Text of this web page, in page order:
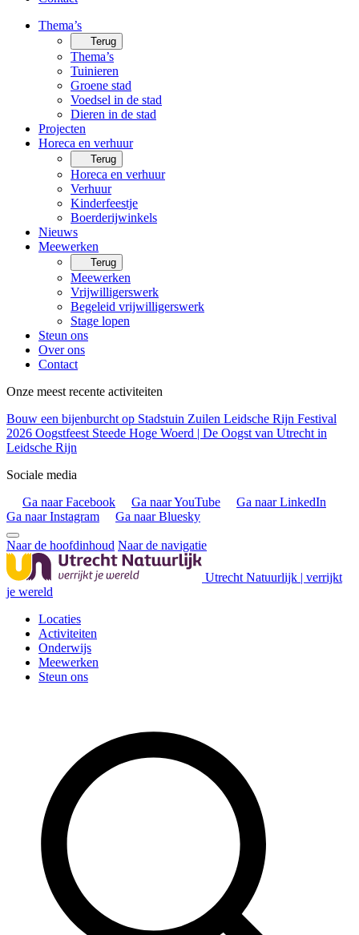
Thema’s
Terug
Thema’s
Tuinieren
Groene stad
Voedsel in de stad
Dieren in de stad
Projecten
Horeca en verhuur
Terug
Horeca en verhuur
Verhuur
Kinderfeestje
Boerderijwinkels
Nieuws
Meewerken
Terug
Meewerken
Vrijwilligerswerk
Begeleid vrijwilligerswerk
Stage lopen
Steun ons
Over ons
Contact
Onze meest recente activiteiten
Bouw een bijenburcht op Stadstuin Zuilen Leidsche Rijn Festival
2026 Oogstfeest Steede Hoge Woerd | De Oogst van Utrecht in
Leidsche Rijn
Sociale media
Ga naar Facebook
Ga naar YouTube
Ga naar LinkedIn
Ga naar Instagram
Ga naar Bluesky
Naar de hoofdinhoud Naar de navigatie
Utrecht Natuurlijk | verrijkt
je wereld
Locaties
Activiteiten
Onderwijs
Meewerken
Steun ons